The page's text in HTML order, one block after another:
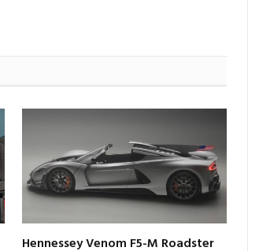
Hennessey Venom F5-M Roadster